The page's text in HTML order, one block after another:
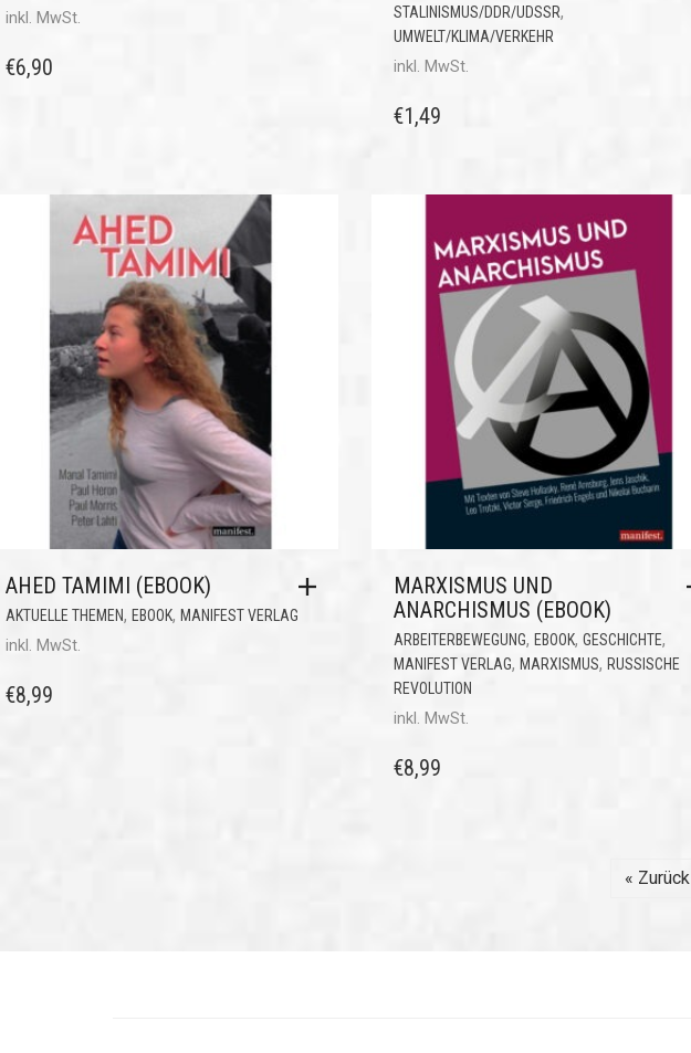
inkl. MwSt.
€6,90
STALINISMUS/DDR/UDSSR,
UMWELT/KLIMA/VERKEHR
inkl. MwSt.
€1,49
AHED TAMIMI (EBOOK)
AKTUELLE THEMEN, EBOOK, MANIFEST VERLAG
inkl. MwSt.
€8,99
MARXISMUS UND
ANARCHISMUS (EBOOK)
ARBEITERBEWEGUNG, EBOOK, GESCHICHTE,
MANIFEST VERLAG, MARXISMUS, RUSSISCHE
REVOLUTION
inkl. MwSt.
€8,99
« Zurück